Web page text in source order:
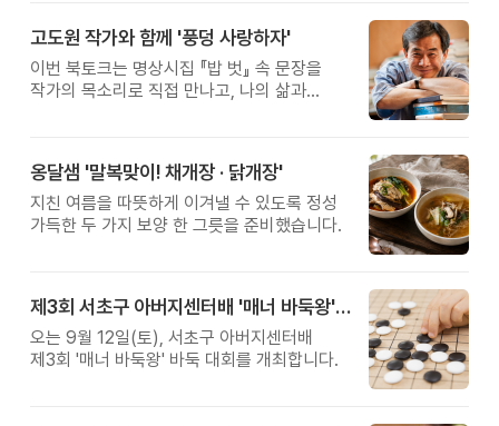
고도원 작가와 함께 '풍덩 사랑하자'
이번 북토크는 명상시집 『밥 벗』 속 문장을
작가의 목소리로 직접 만나고, 나의 삶과
옹달샘 '말복맞이! 채개장 · 닭개장'
지친 여름을 따뜻하게 이겨낼 수 있도록 정성
가득한 두 가지 보양 한 그릇을 준비했습니다.
제3회 서초구 아버지센터배 '매너 바둑왕' 대회
오는 9월 12일(토), 서초구 아버지센터배
제3회 '매너 바둑왕' 바둑 대회를 개최합니다.